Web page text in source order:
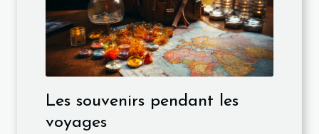
Les souvenirs pendant les
voyages